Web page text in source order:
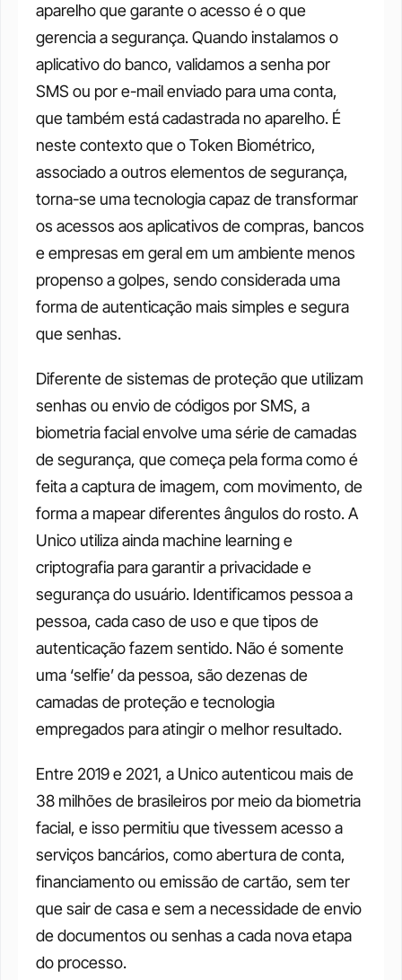
aparelho que garante o acesso é o que
gerencia a segurança. Quando instalamos o
aplicativo do banco, validamos a senha por
SMS ou por e-mail enviado para uma conta,
que também está cadastrada no aparelho. É
neste contexto que o Token Biométrico,
associado a outros elementos de segurança,
torna-se uma tecnologia capaz de transformar
os acessos aos aplicativos de compras, bancos
e empresas em geral em um ambiente menos
propenso a golpes, sendo considerada uma
forma de autenticação mais simples e segura
que senhas.
Diferente de sistemas de proteção que utilizam
senhas ou envio de códigos por SMS, a
biometria facial envolve uma série de camadas
de segurança, que começa pela forma como é
feita a captura de imagem, com movimento, de
forma a mapear diferentes ângulos do rosto. A
Unico utiliza ainda machine learning e
criptografia para garantir a privacidade e
segurança do usuário. Identificamos pessoa a
pessoa, cada caso de uso e que tipos de
autenticação fazem sentido. Não é somente
uma ‘selfie’ da pessoa, são dezenas de
camadas de proteção e tecnologia
empregados para atingir o melhor resultado.
Entre 2019 e 2021, a Unico autenticou mais de
38 milhões de brasileiros por meio da biometria
facial, e isso permitiu que tivessem acesso a
serviços bancários, como abertura de conta,
financiamento ou emissão de cartão, sem ter
que sair de casa e sem a necessidade de envio
de documentos ou senhas a cada nova etapa
do processo.